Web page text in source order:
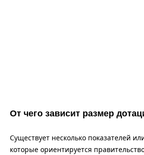
От чего зависит размер
Существует несколько показателей
которые ориентируется